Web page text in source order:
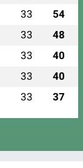
33 54
33 48
33 40
33 40
33 37